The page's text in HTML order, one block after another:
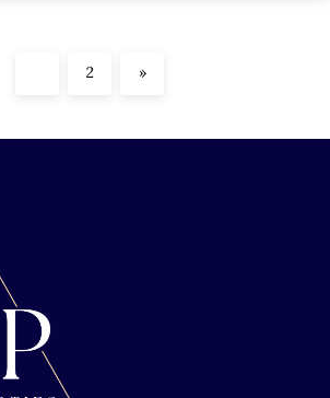
2 »